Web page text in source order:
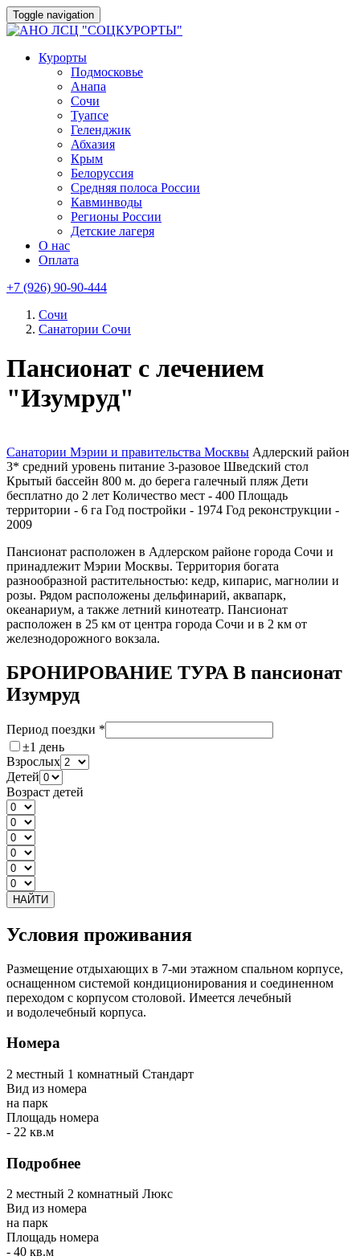
Toggle navigation
Курорты
Подмосковье
Анапа
Сочи
Туапсе
Геленджик
Абхазия
Крым
Белоруссия
Средняя полоса России
Кавминводы
Регионы России
Детские лагеря
О нас
Оплата
+7 (926) 90-90-444
Сочи
Санатории Сочи
Пансионат с лечением
"Изумруд"
Санатории Мэрии и правительства Москвы Адлерский район
3* средний уровень питание 3-разовое Шведский стол
Крытый бассейн 800 м. до берега галечный пляж Дети
бесплатно до 2 лет Количество мест - 400 Площадь
территории - 6 га Год постройки - 1974 Год реконструкции -
2009
Пансионат расположен в Адлерском районе города Сочи и
принадлежит Мэрии Москвы. Территория богата
разнообразной растительностью: кедр, кипарис, магнолии и
розы. Рядом расположены дельфинарий, аквапарк,
океанариум, а также летний кинотеатр. Пансионат
расположен в 25 км от центра города Сочи и в 2 км от
железнодорожного вокзала.
БРОНИРОВАНИЕ ТУРА В пансионат
Изумруд
Период поездки *
±1 день
Взрослых
Детей
Возраст детей
НАЙТИ
Условия проживания
Размещение отдыхающих в 7-ми этажном спальном корпусе,
оснащенном системой кондиционирования и соединенном
переходом с корпусом столовой. Имеется лечебный
и водолечебный корпуса.
Номера
2 местный 1 комнатный Стандарт
Вид из номера
на парк
Площадь номера
- 22 кв.м
Подробнее
2 местный 2 комнатный Люкс
Вид из номера
на парк
Площадь номера
- 40 кв.м